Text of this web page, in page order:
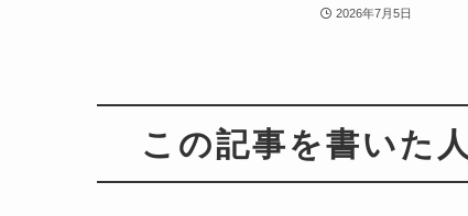
2026年7月5日
この記事を書いた人